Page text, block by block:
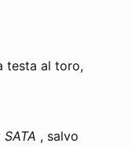
testa al toro,
SATA , salvo